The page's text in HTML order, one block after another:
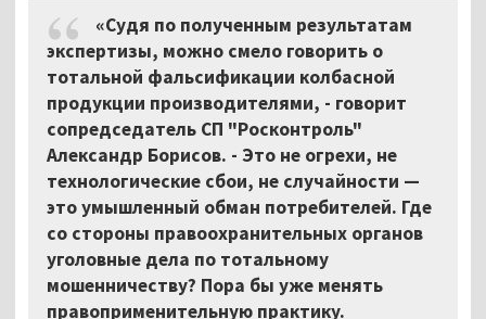
«Судя по полученным результатам
экспертизы, можно смело говорить о
тотальной фальсификации колбасной
продукции производителями, - говорит
сопредседатель СП "Росконтроль"
Александр Борисов. - Это не огрехи, не
технологические сбои, не случайности —
это умышленный обман потребителей. Где
со стороны правоохранительных органов
уголовные дела по тотальному
мошенничеству? Пора бы уже менять
правоприменительную практику.